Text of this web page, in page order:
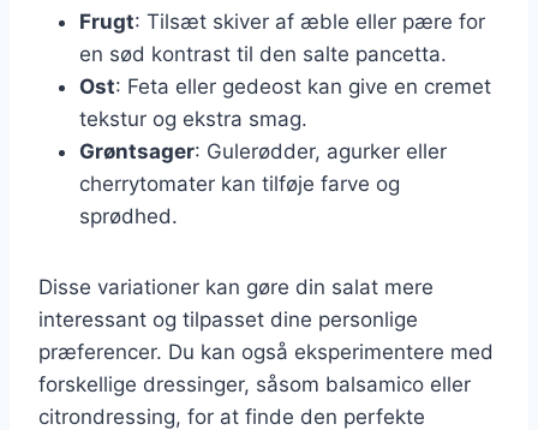
Frugt: Tilsæt skiver af æble eller pære for
en sød kontrast til den salte pancetta.
Ost: Feta eller gedeost kan give en cremet
tekstur og ekstra smag.
Grøntsager: Gulerødder, agurker eller
cherrytomater kan tilføje farve og
sprødhed.
Disse variationer kan gøre din salat mere
interessant og tilpasset dine personlige
præferencer. Du kan også eksperimentere med
forskellige dressinger, såsom balsamico eller
citrondressing, for at finde den perfekte